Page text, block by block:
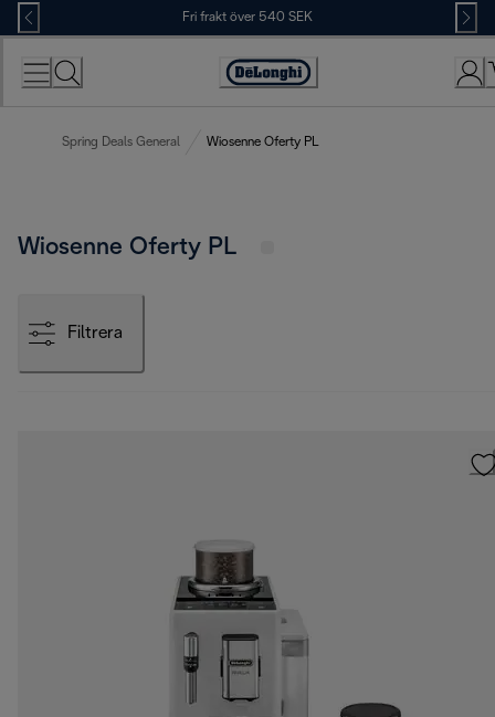
Skip
to
Content
Fri frakt över 540 SEK
Accessibility
Spring Deals General Wiosenne Oferty PL
Wiosenne Oferty PL
Filtrera